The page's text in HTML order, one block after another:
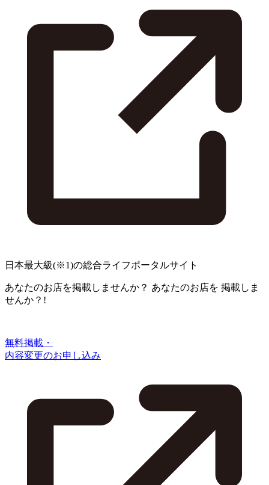
日本最大級(※1)の総合ライフポータルサイト
あなたのお店を掲載しませんか？ あなたのお店を 掲載しま
せんか？!
無料掲載・
内容変更のお申し込み